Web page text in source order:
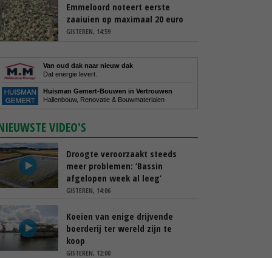
Emmeloord noteert eerste
zaaiuien op maximaal 20 euro
GISTEREN, 14:59
Van oud dak naar nieuw dak
Dat energie levert.
Huisman Gemert-Bouwen in Vertrouwen
Hallenbouw, Renovatie & Bouwmaterialen
VIDEO'S
Droogte veroorzaakt steeds
meer problemen: ‘Bassin
afgelopen week al leeg’
GISTEREN, 14:06
Koeien van enige drijvende
boerderij ter wereld zijn te
koop
GISTEREN, 12:00